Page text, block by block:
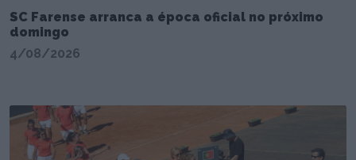
SC Farense arranca a época oficial no próximo
domingo
4/08/2026